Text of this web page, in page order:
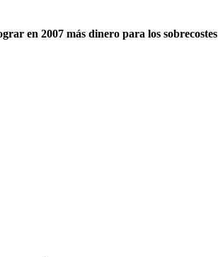
en 2007 más dinero para los sobrecostes